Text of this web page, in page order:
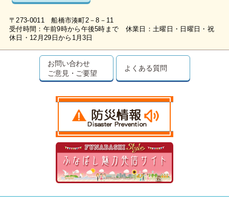
〒273-0011 船橋市湊町2－8－11
受付時間：午前9時から午後5時まで 休業日：土曜日・日曜日・祝
休日・12月29日から1月3日
お問い合わせ
ご意見・ご要望
よくある質問